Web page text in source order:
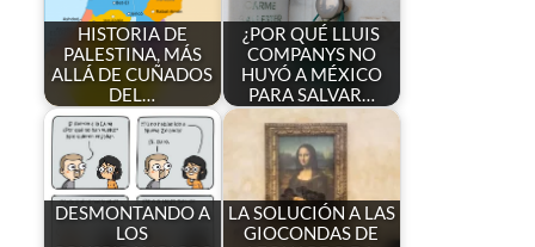
HISTORIA DE
PALESTINA, MÁS
ALLÁ DE CUÑADOS
DEL…
¿POR QUÉ LLUIS
COMPANYS NO
HUYÓ A MÉXICO
PARA SALVAR…
DESMONTANDO A
LOS
LA SOLUCIÓN A LAS
GIOCONDAS DE